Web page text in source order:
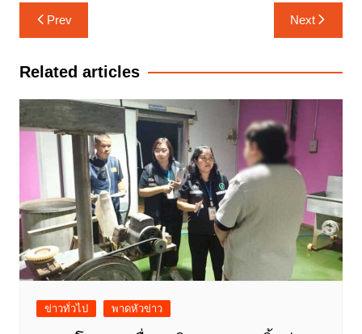
แนะแนว
เรื่อง
Prev Next
Related articles
ข่าวทั่วไป พาดหัวข่าว